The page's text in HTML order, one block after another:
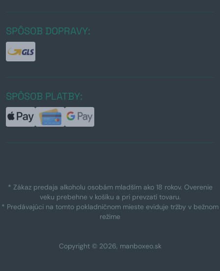
SPÔSOB DOPRAVY:
SPÔSOB PLATBY:
* Zákaz predaja alkoholu osobám mladším ako 18 rokov. Overenie
veku prebehne v košíku a pri prevzatí tovaru.
* Predávajúci na tomto pokladničnom mieste eviduje tržby v bežnom
režime
Copyright © 2026, manboxeo.sk